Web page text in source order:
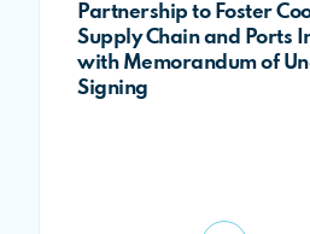
Partnership to Foster
Supply Chain and Ports
with Memorandum of
Signing